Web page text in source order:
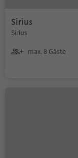
Sirius
Sirius
max. 8 Gäste